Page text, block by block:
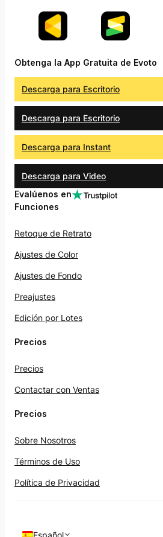
Obtenga la App Gratuita de Evoto
Descarga para Escritorio
Descarga para Escritorio
Descarga para Instant
Descarga para Video
Evalúenos en
Funciones
Retoque de Retrato
Ajustes de Color
Ajustes de Fondo
Preajustes
Edición por Lotes
Precios
Precios
Contactar con Ventas
Precios
Sobre Nosotros
Términos de Uso
Política de Privacidad
Español